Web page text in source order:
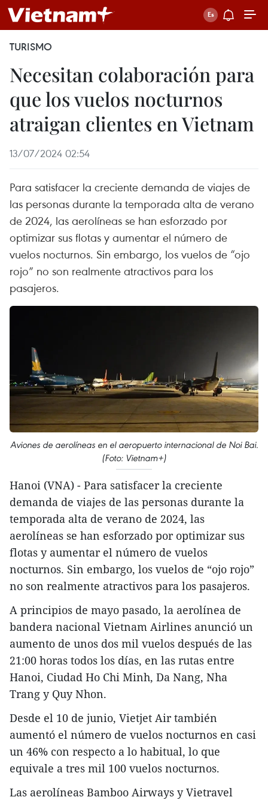
TURISMO
Necesitan colaboración para
que los vuelos nocturnos
atraigan clientes en Vietnam
13/07/2024 02:54
Para satisfacer la creciente demanda de viajes de
las personas durante la temporada alta de verano
de 2024, las aerolíneas se han esforzado por
optimizar sus flotas y aumentar el número de
vuelos nocturnos. Sin embargo, los vuelos de “ojo
rojo” no son realmente atractivos para los
pasajeros.
Aviones de aerolíneas en el aeropuerto internacional de Noi Bai.
(Foto: Vietnam+)
Hanoi (VNA) - Para satisfacer la creciente
demanda de viajes de las personas durante la
temporada alta de verano de 2024, las
aerolíneas se han esforzado por optimizar sus
flotas y aumentar el número de vuelos
nocturnos. Sin embargo, los vuelos de “ojo rojo”
no son realmente atractivos para los pasajeros.
A principios de mayo pasado, la aerolínea de
bandera nacional Vietnam Airlines anunció un
aumento de unos dos mil vuelos después de las
21:00 horas todos los días, en las rutas entre
Hanoi, Ciudad Ho Chi Minh, Da Nang, Nha
Trang y Quy Nhon.
Desde el 10 de junio, Vietjet Air también
aumentó el número de vuelos nocturnos en casi
un 46% con respecto a lo habitual, lo que
equivale a tres mil 100 vuelos nocturnos.
Las aerolíneas Bamboo Airways y Vietravel